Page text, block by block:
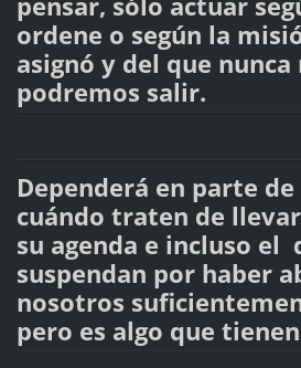
ordene o según la
asignó y del que nunca
podremos salir.
Dependerá en parte
cuándo traten de
su agenda e incluso el
suspendan por haber
nosotros
pero es algo que